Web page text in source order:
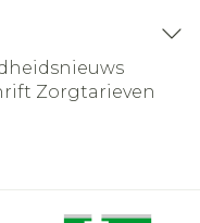
Zorgtarieven